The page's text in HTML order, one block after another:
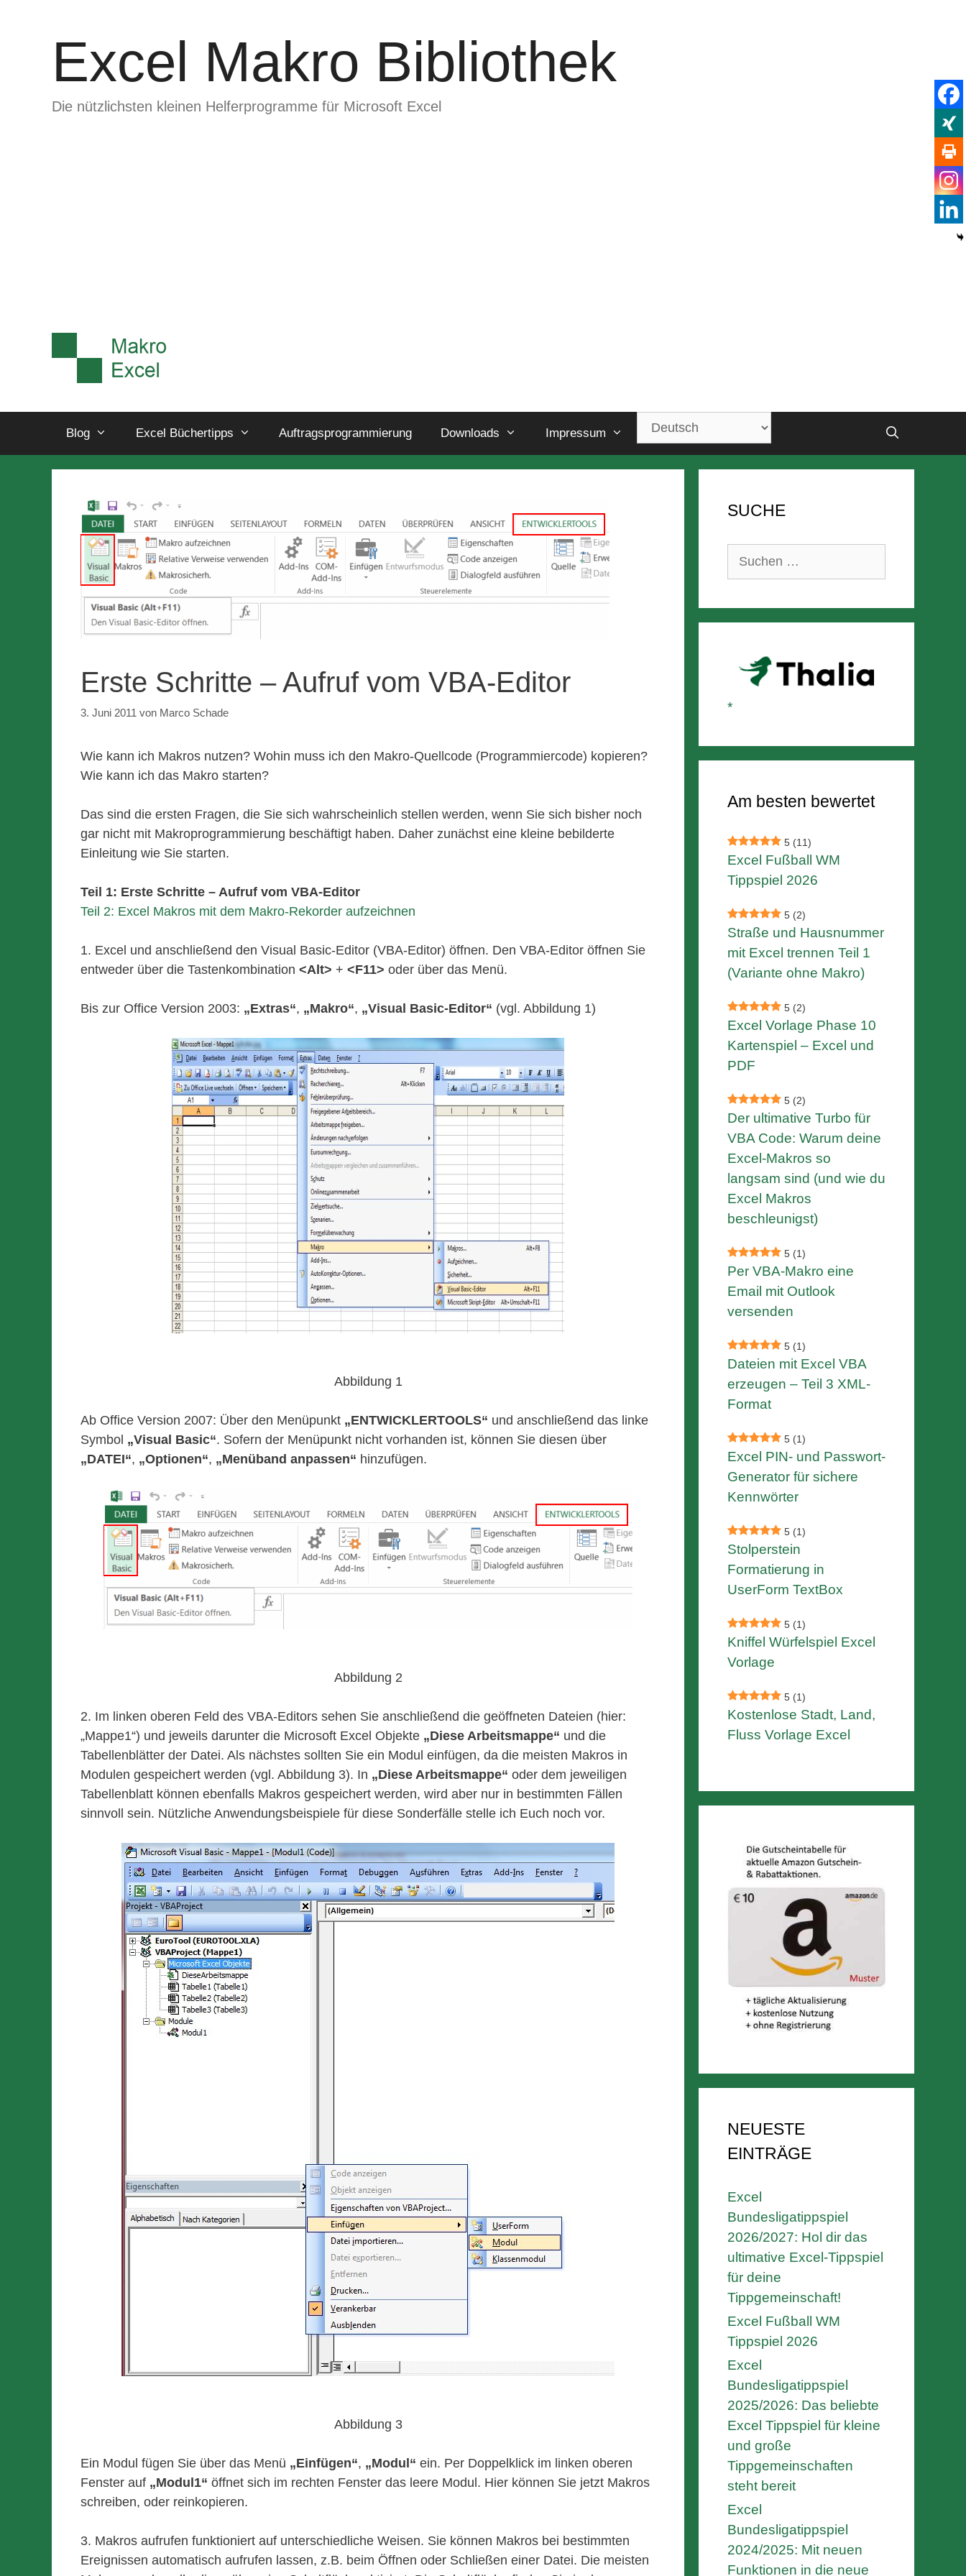
Excel Makro Bibliothek
Die nützlichsten kleinen Helferprogramme für Microsoft Excel
Blog Excel Büchertipps Auftragsprogrammierung Downloads Impressum
Erste Schritte – Aufruf vom VBA-Editor
3. Juni 2011 von Marco Schade
Wie kann ich Makros nutzen? Wohin muss ich den Makro-Quellcode (Programmiercode) kopieren?
Wie kann ich das Makro starten?
Das sind die ersten Fragen, die Sie sich wahrscheinlich stellen werden, wenn Sie sich bisher noch
gar nicht mit Makroprogrammierung beschäftigt haben. Daher zunächst eine kleine bebilderte
Einleitung wie Sie starten.
Teil 1: Erste Schritte – Aufruf vom VBA-Editor
Teil 2: Excel Makros mit dem Makro-Rekorder aufzeichnen
1. Excel und anschließend den Visual Basic-Editor (VBA-Editor) öffnen. Den VBA-Editor öffnen Sie
entweder über die Tastenkombination <Alt> + <F11> oder über das Menü.
Bis zur Office Version 2003: „Extras“, „Makro“, „Visual Basic-Editor“ (vgl. Abbildung 1)
Abbildung 1
Ab Office Version 2007: Über den Menüpunkt „ENTWICKLERTOOLS“ und anschließend das linke
Symbol „Visual Basic“. Sofern der Menüpunkt nicht vorhanden ist, können Sie diesen über
„DATEI“, „Optionen“, „Menüband anpassen“ hinzufügen.
Abbildung 2
2. Im linken oberen Feld des VBA-Editors sehen Sie anschließend die geöffneten Dateien (hier:
„Mappe1“) und jeweils darunter die Microsoft Excel Objekte „Diese Arbeitsmappe“ und die
Tabellenblätter der Datei. Als nächstes sollten Sie ein Modul einfügen, da die meisten Makros in
Modulen gespeichert werden (vgl. Abbildung 3). In „Diese Arbeitsmappe“ oder dem jeweiligen
Tabellenblatt können ebenfalls Makros gespeichert werden, wird aber nur in bestimmten Fällen
sinnvoll sein. Nützliche Anwendungsbeispiele für diese Sonderfälle stelle ich Euch noch vor.
Abbildung 3
Ein Modul fügen Sie über das Menü „Einfügen“, „Modul“ ein. Per Doppelklick im linken oberen
Fenster auf „Modul1“ öffnet sich im rechten Fenster das leere Modul. Hier können Sie jetzt Makros
schreiben, oder reinkopieren.
3. Makros aufrufen funktioniert auf unterschiedliche Weisen. Sie können Makros bei bestimmten
Ereignissen automatisch aufrufen lassen, z.B. beim Öffnen oder Schließen einer Datei. Die meisten
SUCHE
Suchen
Am besten bewertet
5 (11)
Excel Fußball WM
Tippspiel 2026
5 (2)
Straße und Hausnummer
mit Excel trennen Teil 1
(Variante ohne Makro)
5 (2)
Excel Vorlage Phase 10
Kartenspiel – Excel und
PDF
5 (2)
Der ultimative Turbo für
VBA Code: Warum deine
Excel-Makros so
langsam sind (und wie du
Excel Makros
beschleunigst)
5 (1)
Per VBA-Makro eine
Email mit Outlook
versenden
5 (1)
Dateien mit Excel VBA
erzeugen – Teil 3 XML-
Format
5 (1)
Excel PIN- und Passwort-
Generator für sichere
Kennwörter
5 (1)
Stolperstein
Formatierung in
UserForm TextBox
5 (1)
Kniffel Würfelspiel Excel
Vorlage
5 (1)
Kostenlose Stadt, Land,
Fluss Vorlage Excel
NEUESTE
EINTRÄGE
Excel
Bundesligatippspiel
2026/2027: Hol dir das
ultimative Excel-Tippspiel
für deine
Tippgemeinschaft!
Excel Fußball WM
Tippspiel 2026
Excel
Bundesligatippspiel
2025/2026: Das beliebte
Excel Tippspiel für kleine
und große
Tippgemeinschaften
steht bereit
Excel
Bundesligatippspiel
2024/2025: Mit neuen
Funktionen in die neue